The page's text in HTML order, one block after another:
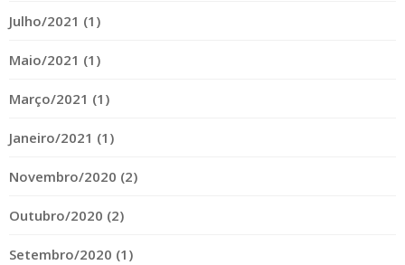
Julho/2021 (1)
Maio/2021 (1)
Março/2021 (1)
Janeiro/2021 (1)
Novembro/2020 (2)
Outubro/2020 (2)
Setembro/2020 (1)